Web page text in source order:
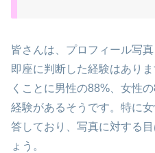
皆さんは、プロフィール写
即座に判断した経験はあり
くことに男性の88%、女性
経験があるそうです。特に
答しており、写真に対する
ょう。